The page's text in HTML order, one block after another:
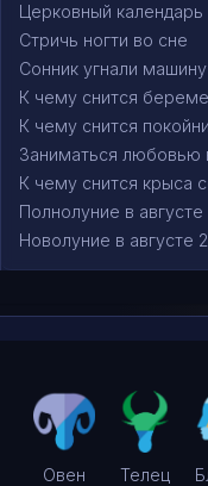
Церковный календарь
Стричь ногти во сне
Сонник угнали машину
К чему снится
К чему снится
Заниматься любовью
К чему снится крыса
Полнолуние в августе
Новолуние в августе
Овен Телец